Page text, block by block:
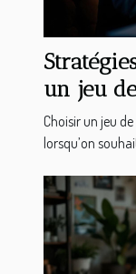
un jeu
à vos
Choisir un jeu
lorsqu’on